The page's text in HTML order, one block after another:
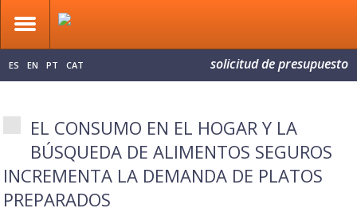
solicitud de presupuesto
ES EN PT CAT
EL CONSUMO EN EL HOGAR Y LA
BÚSQUEDA DE ALIMENTOS SEGUROS
INCREMENTA LA DEMANDA DE PLATOS
PREPARADOS